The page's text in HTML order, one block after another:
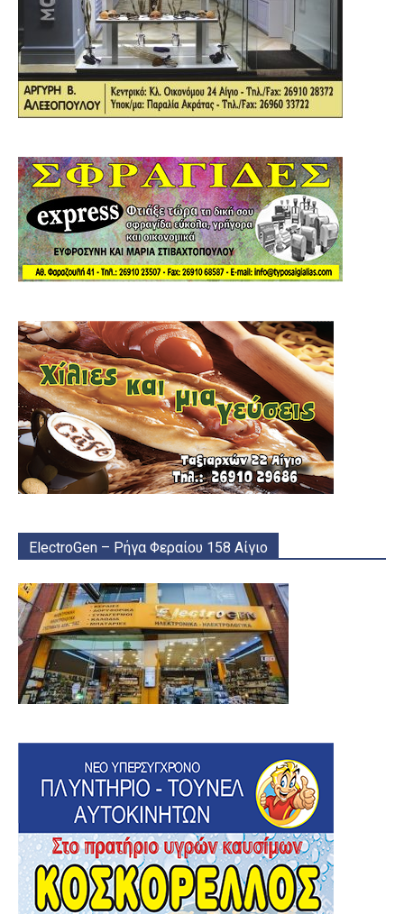
ElectroGen – Ρήγα Φεραίου 158 Αίγιο